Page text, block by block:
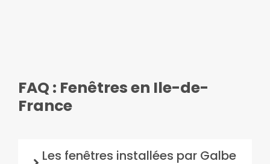
FAQ : Fenêtres en Ile-de-
France
Les fenêtres installées par Galbe